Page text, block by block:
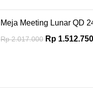
Meja Meeting Lunar QD
Rp2.017.000 Rp 1.512.750